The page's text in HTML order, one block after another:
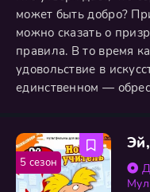
может быть добро?
можно сказать о
правила. В то время
удовольствие в
единственном —
монстров, где царит
Но даже в этом
родственные души:
5 сезон